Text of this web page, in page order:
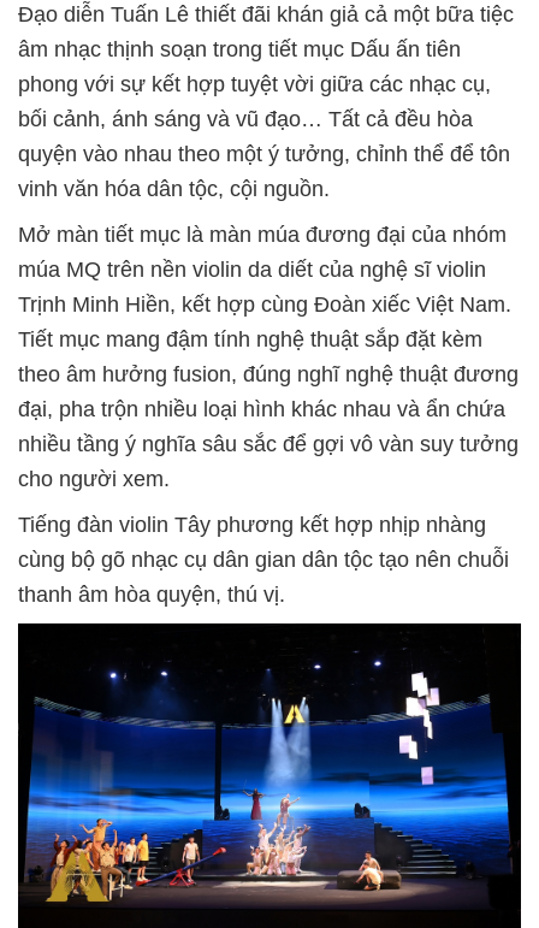
Đạo diễn Tuấn Lê thiết đãi khán giả cả một bữa tiệc
âm nhạc thịnh soạn trong tiết mục Dấu ấn tiên
phong với sự kết hợp tuyệt vời giữa các nhạc cụ,
bối cảnh, ánh sáng và vũ đạo… Tất cả đều hòa
quyện vào nhau theo một ý tưởng, chỉnh thể để tôn
vinh văn hóa dân tộc, cội nguồn.
Mở màn tiết mục là màn múa đương đại của nhóm
múa MQ trên nền violin da diết của nghệ sĩ violin
Trịnh Minh Hiền, kết hợp cùng Đoàn xiếc Việt Nam.
Tiết mục mang đậm tính nghệ thuật sắp đặt kèm
theo âm hưởng fusion, đúng nghĩ nghệ thuật đương
đại, pha trộn nhiều loại hình khác nhau và ẩn chứa
nhiều tầng ý nghĩa sâu sắc để gợi vô vàn suy tưởng
cho người xem.
Tiếng đàn violin Tây phương kết hợp nhịp nhàng
cùng bộ gõ nhạc cụ dân gian dân tộc tạo nên chuỗi
thanh âm hòa quyện, thú vị.